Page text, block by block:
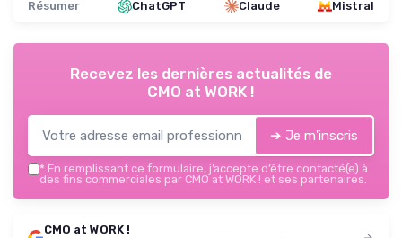
Résumer ChatGPT Claude Mistral
Recevez les dernières actualités de
CMO at WORK !
➔ Je m'inscris
* En remplissant ce formulaire, j’accepte d’être contacté(e) à
des fins commerciales par CMO at WORK ! et ses partenaires.
CMO at WORK !